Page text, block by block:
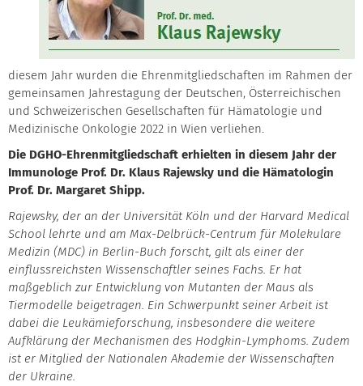
diesem Jahr wurden die Ehrenmitgliedschaften im Rahmen der
gemeinsamen Jahrestagung der Deutschen, Österreichischen
und Schweizerischen Gesellschaften für Hämatologie und
Medizinische Onkologie 2022 in Wien verliehen.
Die DGHO-Ehrenmitgliedschaft erhielten in diesem Jahr der
Immunologe Prof. Dr. Klaus Rajewsky und die Hämatologin
Prof. Dr. Margaret Shipp.
Rajewsky, der an der Universität Köln und der Harvard Medical
School lehrte und am Max-Delbrück-Centrum für Molekulare
Medizin (MDC) in Berlin-Buch forscht, gilt als einer der
einflussreichsten Wissenschaftler seines Fachs. Er hat
maßgeblich zur Entwicklung von Mutanten der Maus als
Tiermodelle beigetragen. Ein Schwerpunkt seiner Arbeit ist
dabei die Leukämieforschung, insbesondere die weitere
Aufklärung der Mechanismen des Hodgkin-Lymphoms. Zudem
ist er Mitglied der Nationalen Akademie der Wissenschaften
der Ukraine.